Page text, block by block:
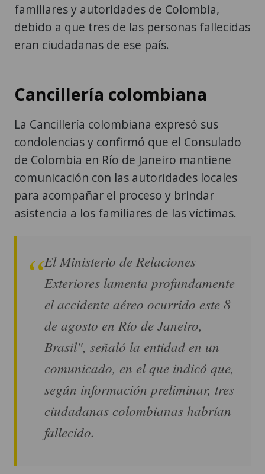
familiares y autoridades de Colombia,
debido a que tres de las personas fallecidas
eran ciudadanas de ese país.
Cancillería colombiana
La Cancillería colombiana expresó sus
condolencias y confirmó que el Consulado
de Colombia en Río de Janeiro mantiene
comunicación con las autoridades locales
para acompañar el proceso y brindar
asistencia a los familiares de las víctimas.
El Ministerio de Relaciones
Exteriores lamenta profundamente
el accidente aéreo ocurrido este 8
de agosto en Río de Janeiro,
Brasil", señaló la entidad en un
comunicado, en el que indicó que,
según información preliminar, tres
ciudadanas colombianas habrían
fallecido.